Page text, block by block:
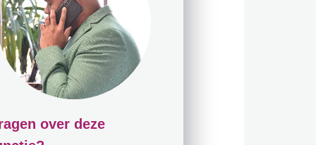
over deze